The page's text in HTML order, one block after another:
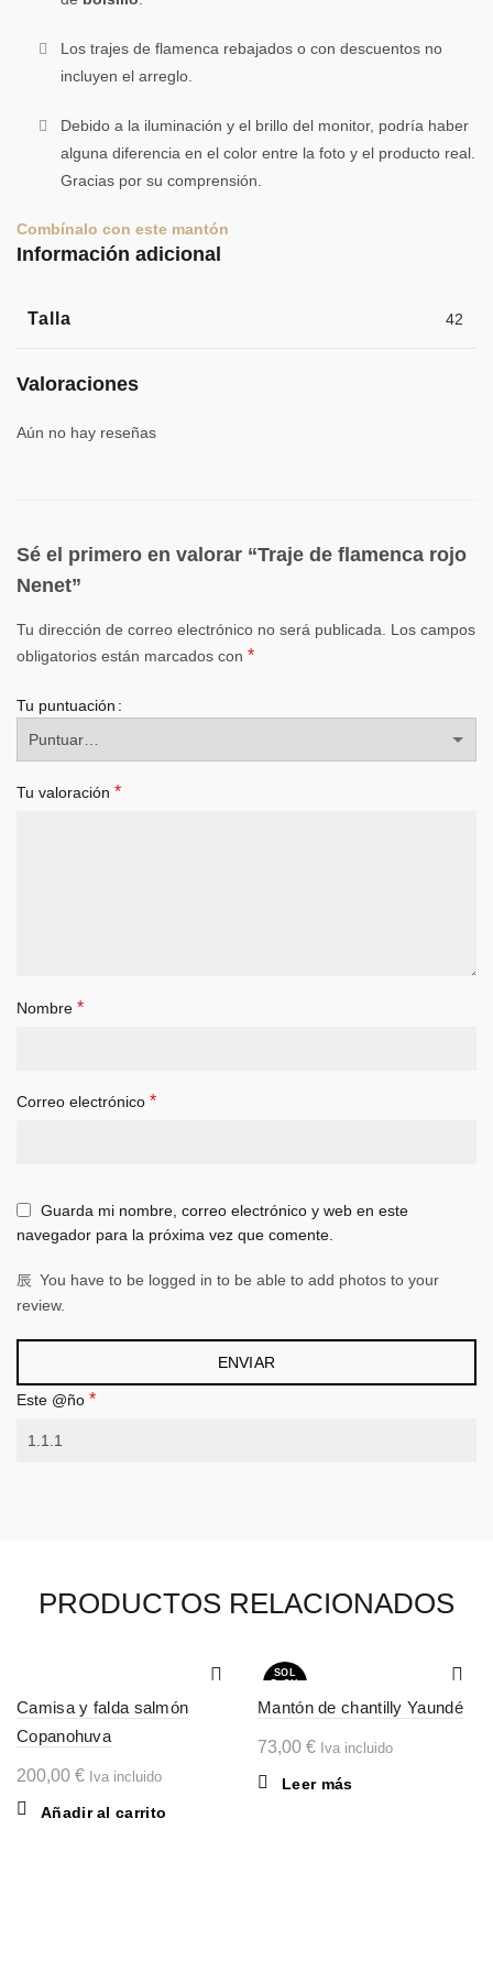
Los trajes de flamenca rebajados o con descuentos no
incluyen el arreglo.
Debido a la iluminación y el brillo del monitor, podría haber
alguna diferencia en el color entre la foto y el producto real.
Gracias por su comprensión.
Combínalo con este mantón
Información adicional
Talla 42
Valoraciones
Aún no hay reseñas
Sé el primero en valorar “Traje de flamenca rojo
Nenet”
Tu dirección de correo electrónico no será publicada. Los campos
obligatorios están marcados con *
Tu puntuación
Tu valoración *
Nombre *
Correo electrónico *
Guarda mi nombre, correo electrónico y web en este
navegador para la próxima vez que comente.
You have to be logged in to be able to add photos to your
review.
Este @ño *
PRODUCTOS RELACIONADOS
Camisa y falda salmón
Copanohuva
200,00 € Iva incluido
Añadir al carrito
SOL
D OU
Mantón de chantilly Yaundé
73,00 € Iva incluido
Leer más